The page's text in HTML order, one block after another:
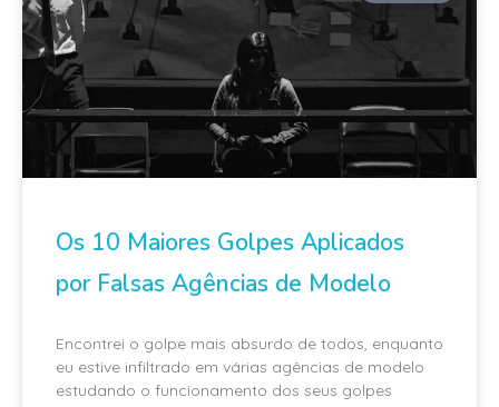
Os 10 Maiores Golpes Aplicados
por Falsas Agências de Modelo
Encontrei o golpe mais absurdo de todos, enquanto
eu estive infiltrado em várias agências de modelo
estudando o funcionamento dos seus golpes